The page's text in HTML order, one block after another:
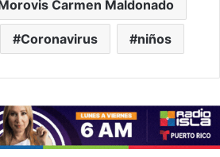
Carmen Maldonado
Coronavirus niños